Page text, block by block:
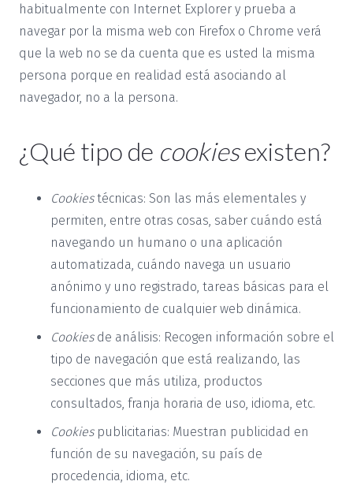
habitualmente con Internet Explorer y prueba a
navegar por la misma web con Firefox o Chrome verá
que la web no se da cuenta que es usted la misma
persona porque en realidad está asociando al
navegador, no a la persona.
¿Qué tipo de cookiesexisten?
Cookiestécnicas: Son las más elementales y
permiten, entre otras cosas, saber cuándo está
navegando un humano o una aplicación
automatizada, cuándo navega un usuario
anónimo y uno registrado, tareas básicas para el
funcionamiento de cualquier web dinámica.
Cookiesde análisis: Recogen información sobre el
tipo de navegación que está realizando, las
secciones que más utiliza, productos
consultados, franja horaria de uso, idioma, etc.
Cookiespublicitarias: Muestran publicidad en
función de su navegación, su país de
procedencia, idioma, etc.